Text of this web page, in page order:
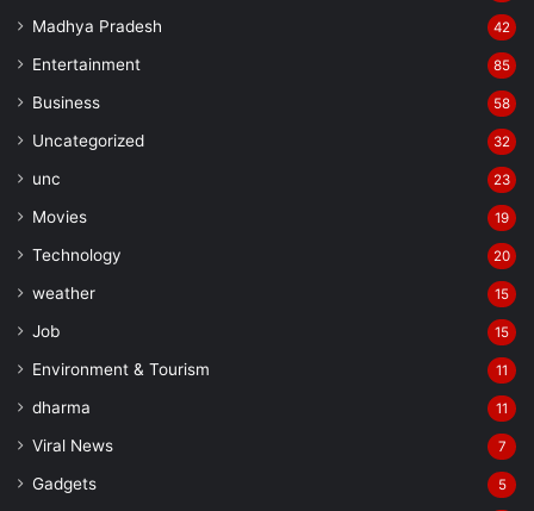
Madhya Pradesh 42
Entertainment 85
Business 58
Uncategorized 32
unc 23
Movies 19
Technology 20
weather 15
Job 15
Environment & Tourism 11
dharma 11
Viral News 7
Gadgets 5